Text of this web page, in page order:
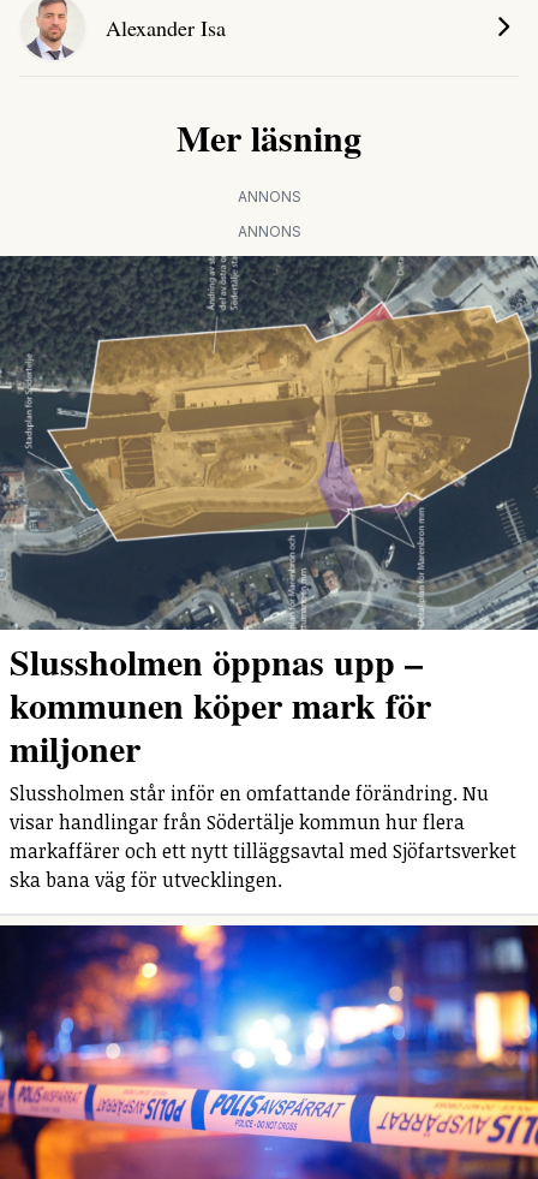
Alexander Isa
Mer läsning
ANNONS
ANNONS
Slussholmen öppnas upp –
kommunen köper mark för
miljoner
Slussholmen står inför en omfattande förändring. Nu
visar handlingar från Södertälje kommun hur flera
markaffärer och ett nytt tilläggsavtal med Sjöfartsverket
ska bana väg för utvecklingen.